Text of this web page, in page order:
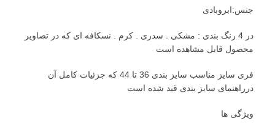
جنس:ابروبادی
در 4 رنگ بندی : مشکی . سدری . کرم . نسکافه ای که در تصاویر
محصول قابل مشاهده است
فری سایز مناسب سایز بندی 36 تا 44 که جزئیات کامل آن
درراهنمای سایز بندی قید شده است
ویژگی ها